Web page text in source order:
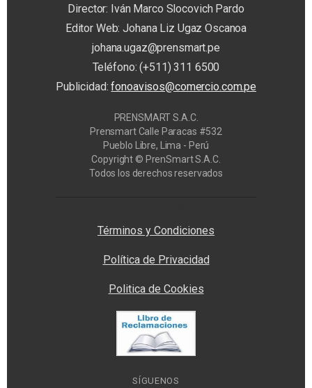
Director: Iván Marco Slocovich Pardo
Editor Web: Johana Liz Ugaz Oscanoa
johana.ugaz@prensmart.pe
Teléfono: (+511) 311 6500
Publicidad:fonoavisos@comercio.com.pe
PRENSMART S.A.C.
Prensmart Calle Paracas #532
Pueblo Libre, Lima - Perú
Copyright © PrenSmart S.A.C.
Todos los derechos reservados
Términos y Condiciones
Política de Privacidad
Politica de Cookies
SÍGUENOS